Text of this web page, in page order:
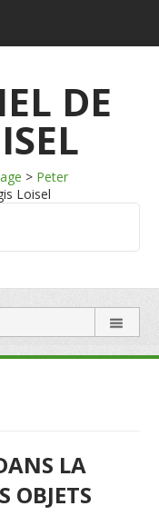
DE
> Peter
Loisel
LA
OBJETS